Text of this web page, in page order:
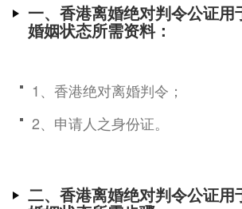
一、香港离婚绝对判令公证用
婚姻状态所需资料：
1、香港绝对离婚判令；
2、申请人之身份证。
二、香港离婚绝对判令公证用